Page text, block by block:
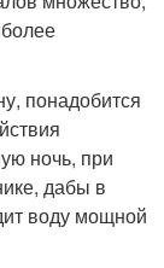
понадобится
ночь, при
дабы в
воду мощной